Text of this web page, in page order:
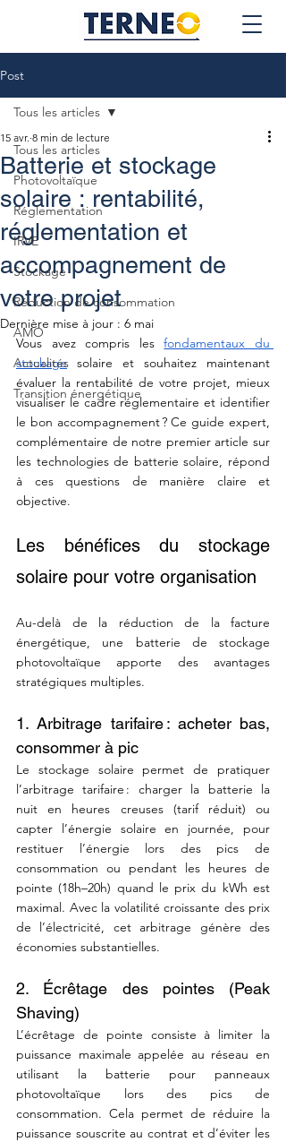
Post
Tous les articles
Photovoltaïque
Réglementation
IRVE
Stockage
Réduction de consommation
AMO
Actualités
Transition énergétique
Tous les articles
Batterie et stockage
solaire : rentabilité,
réglementation et
accompagnement de
votre projet
15 avr. 8 min de lecture
Dernière mise à jour : 6 mai
Vous avez compris les fondamentaux du
stockage solaire et souhaitez maintenant
évaluer la rentabilité de votre projet, mieux
visualiser le cadre réglementaire et identifier
le bon accompagnement ? Ce guide expert,
complémentaire de notre premier article sur
les technologies de batterie solaire, répond
à ces questions de manière claire et
objective.
Les bénéfices du stockage
solaire pour votre organisation
Au-delà de la réduction de la facture
énergétique, une batterie de stockage
photovoltaïque apporte des avantages
stratégiques multiples.
1. Arbitrage tarifaire : acheter bas,
consommer à pic
Le stockage solaire permet de pratiquer
l’arbitrage tarifaire : charger la batterie la
nuit en heures creuses (tarif réduit) ou
capter l’énergie solaire en journée, pour
restituer l’énergie lors des pics de
consommation ou pendant les heures de
pointe (18h–20h) quand le prix du kWh est
maximal. Avec la volatilité croissante des prix
de l’électricité, cet arbitrage génère des
économies substantielles.
2. Écrêtage des pointes (Peak
Shaving)
L’écrêtage de pointe consiste à limiter la
puissance maximale appelée au réseau en
utilisant la batterie pour panneaux
photovoltaïque lors des pics de
consommation. Cela permet de réduire la
puissance souscrite au contrat et d’éviter les